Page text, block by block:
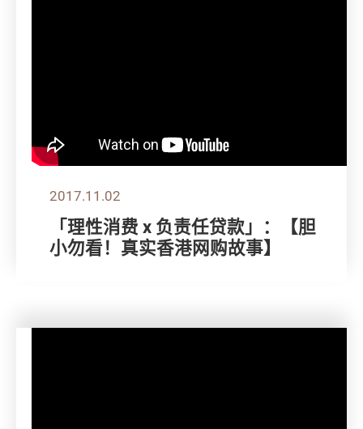
2017.11.02
「理性消费 x 负责任贷款」：【胆
小勿看！真实香港网购故事】